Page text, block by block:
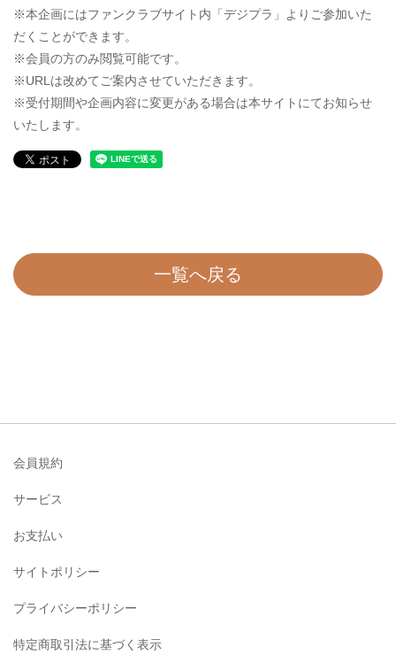
※本企画にはファンクラブサイト内「デジプラ」よりご参加いた
だくことができます。
※会員の方のみ閲覧可能です。
※URLは改めてご案内させていただきます。
※受付期間や企画内容に変更がある場合は本サイトにてお知らせ
いたします。
一覧へ戻る
会員規約
サービス
お支払い
サイトポリシー
プライバシーポリシー
特定商取引法に基づく表示